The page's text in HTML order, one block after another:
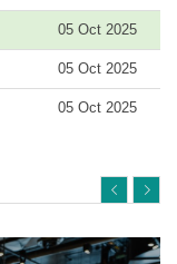
05 Oct 2025
05 Oct 2025
05 Oct 2025